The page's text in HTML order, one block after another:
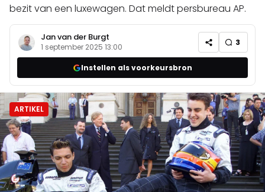
bezit van een luxewagen. Dat meldt persbureau AP.
Jan van der Burgt
1 september 2025 13:00 3
Instellen als voorkeursbron
ARTIKEL